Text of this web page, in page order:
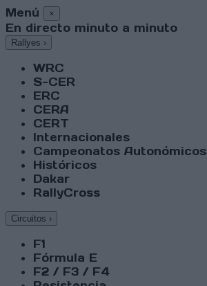
Menú ×
En directo minuto a minuto
Rallyes ›
WRC
S-CER
ERC
CERA
CERT
Internacionales
Campeonatos Autonómicos
Históricos
Dakar
RallyCross
Circuitos ›
F1
Fórmula E
F2 / F3 / F4